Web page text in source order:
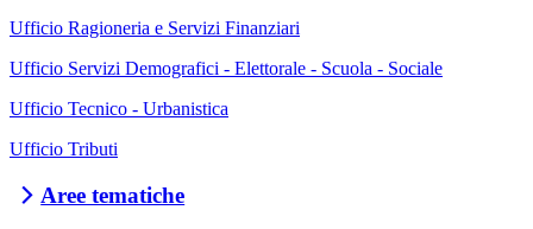
Ufficio Ragioneria e Servizi Finanziari
Ufficio Servizi Demografici - Elettorale - Scuola - Sociale
Ufficio Tecnico - Urbanistica
Ufficio Tributi
Aree tematiche